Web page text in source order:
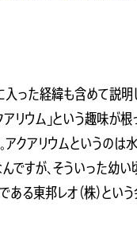
った経緯も含めて説明
アリウム」という趣味が
アクアリウムというの
ですが、そういった幼
ある東邦レオ（株）とい